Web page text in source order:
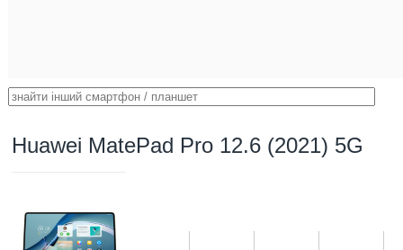
Huawei MatePad Pro 12.6 (2021) 5G